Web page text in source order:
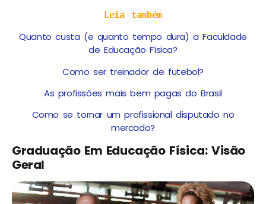
Leia também
Quanto custa (e quanto tempo dura) a Faculdade
de Educação Física?
Como ser treinador de futebol?
As profissões mais bem pagas do Brasil
Como se tornar um profissional disputado no
mercado?
Graduação Em Educação Física: Visão
Geral